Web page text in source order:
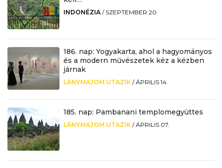
INDONÉZIA / SZEPTEMBER 20.
186. nap: Yogyakarta, ahol a hagyományos
és a modern művészetek kéz a kézben
járnak
LÁNYMAJOM UTAZIK /ÁPRILIS 14.
185. nap: Pambanani templomegyüttes
LÁNYMAJOM UTAZIK /ÁPRILIS 07.